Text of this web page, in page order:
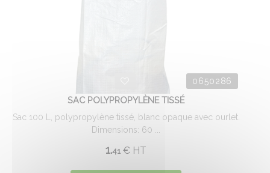
0650286
SAC POLYPROPYLÈNE TISSÉ
Sac 100 L, polypropylène tissé, blanc opaque avec ourlet.
Dimensions: 60 ...
1.41 € HT